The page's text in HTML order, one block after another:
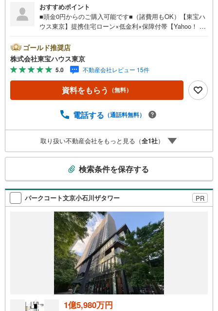
おすすめポイント
■頭金0円からのご購入可能です■（諸費用もOK）【東宝ハ
ウス東京】提携住宅ローン×低金利×保障付帯【Yahoo！ 不
ayボーナスライトがもらえる「Yahoo！ 不動産 物件ご成約
キャンペーン」の対象になります。「資料をもらう」「見
学予約をする」ボタンからお問い合わせください。※必ずY
ahoo！ JAPAN IDでログインしてください。※PayPayボー
ナスライトは出金と譲渡はできません。ご案内・詳細な資
料のご請求はお気軽にどうぞ♪お電話でのお問い合わせも
ゴールド推奨店
株式会社東宝ハウス東京
5.0 不動産会社レビュー 15件
資料をもらう （無料）
電話する （通話料無料）
取り扱い不動産会社をもっと見る（全1社）
検
索
条
検索条件を保存する
パークコート文京小石川ザタワー PR
1億5,980万円